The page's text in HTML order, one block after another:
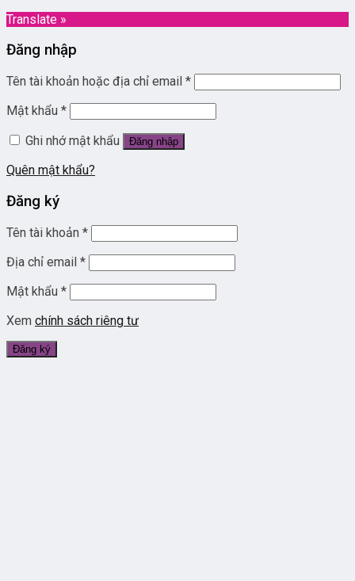
Translate »
Đăng nhập
Tên tài khoản hoặc địa chỉ email *
Mật khẩu *
Ghi nhớ mật khẩu
Đăng nhập
Quên mật khẩu?
Đăng ký
Tên tài khoản *
Địa chỉ email *
Mật khẩu *
Xem chính sách riêng tư
Đăng ký